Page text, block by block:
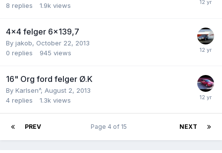
8 replies 1.9k views
4x4 felger 6x139,7
By jakob, October 22, 2013
0 replies 945 views
16" Org ford felger Ø.K
By Karlsen^, August 2, 2013
4 replies 1.3k views
PREV NEXT
Page 4 of 15